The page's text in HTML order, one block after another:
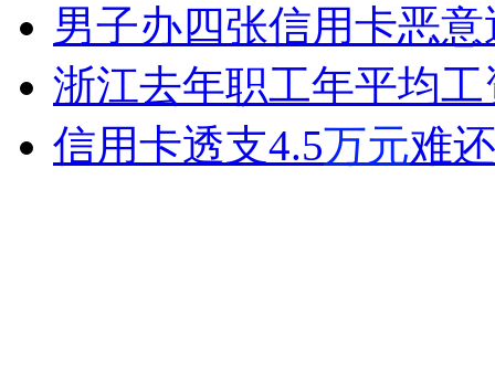
外交部：反对强权政治霸凌主义
外交部：有关国家言论片面不公正
男子办四张信用卡恶意
浙江去年职工年平均工
信用卡透支4.5万元难